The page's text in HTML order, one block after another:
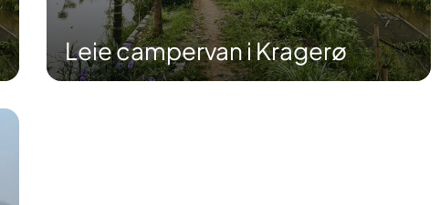
Leie campervan i Kragerø